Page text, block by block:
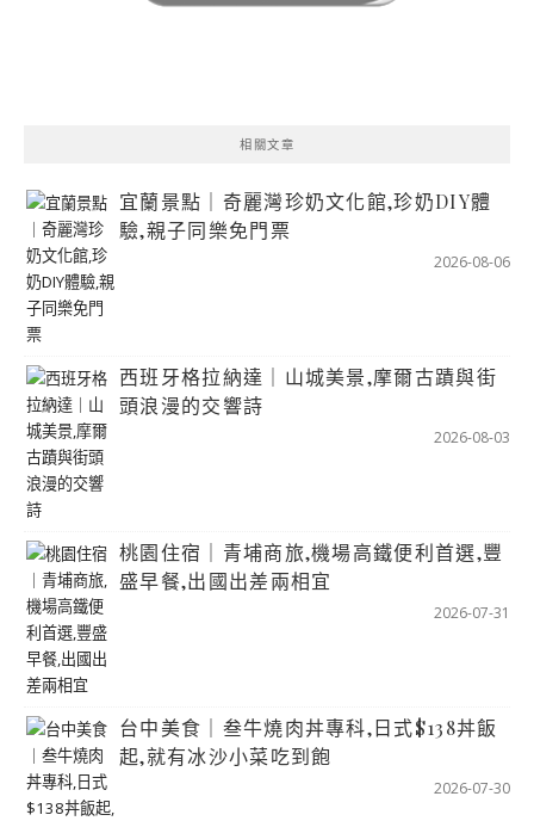
相關文章
宜蘭景點｜奇麗灣珍奶文化館,珍奶DIY體
驗,親子同樂免門票
2026-08-06
西班牙格拉納達｜山城美景,摩爾古蹟與街
頭浪漫的交響詩
2026-08-03
桃園住宿｜青埔商旅,機場高鐵便利首選,豐
盛早餐,出國出差兩相宜
2026-07-31
台中美食｜叁牛燒肉丼專科,日式$138丼飯
起,就有冰沙小菜吃到飽
2026-07-30